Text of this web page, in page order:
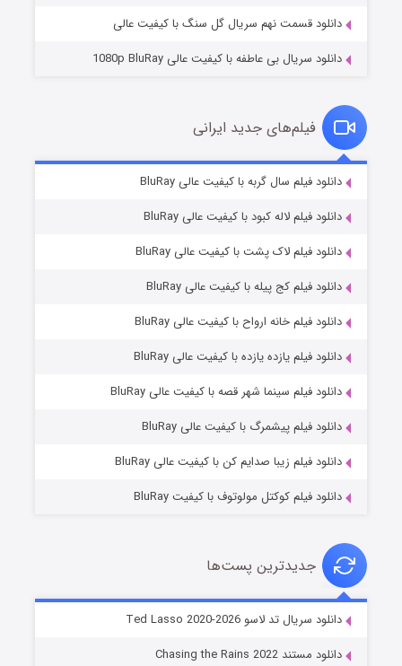
قسمت۷ (زیرنویس) منتشر شد
خاندان اژدها فصل ۳
دانلود قسمت نهم سریال گل سنگ با کیفیت عالی
دانلود سریال بی عاطفه با کیفیت عالی 1080p BluRay
فیلم‌های جدید ایرانی
دانلود فیلم سال گربه با کیفیت عالی BluRay
دانلود فیلم لاله کبود با کیفیت عالی BluRay
دانلود فیلم لاک پشت با کیفیت عالی BluRay
دانلود فیلم کج‌ پیله با کیفیت عالی BluRay
دانلود فیلم خانه ارواح با کیفیت عالی BluRay
دانلود فیلم یازده یازده با کیفیت عالی BluRay
دانلود فیلم سینما شهر قصه با کیفیت عالی BluRay
دانلود فیلم پیشمرگ با کیفیت عالی BluRay
دانلود فیلم زیبا صدایم کن با کیفیت عالی BluRay
دانلود فیلم کوکتل مولوتوف با کیفیت BluRay
جدیدترین پست‌ها
دانلود سریال تد لاسو Ted Lasso 2020-2026
دانلود مستند Chasing the Rains 2022